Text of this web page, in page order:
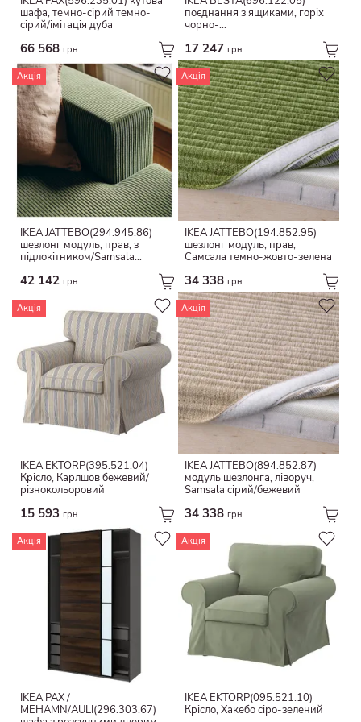
Товстий шпон
Кварцовий композит
Силіконова гума
Порцеляна
Алюміній
Теракотовий
Бетонні
Перероблений папір
техноротанг
Дзеркальне скло
варення
Подрібнений мармур
Плетені та ротангові
Бавовна/поліестер
Чавун
Емальована сталь
Джут.
Поліестер/віскоза
рука
Вуглецева сталь
ДСП і ДВП
Папір/пластик
Бавовна/джут
Синтетичний каучук
Польовошпатовий фарфор
Термостійке скло
Антипригарне покриття
Антипригарне керамічне покриття
Sol-gel
Масив сосни
Емальований чавун
деревина
Дзеркальне скло
Коричневий
Прозорий
Алюміній
Латунь
Натуральні волокна
Прозорий
видима нитка
Порцеляна
бук
чорний
Імітація льону
Ретро
акація
Тарілка
Імітація дерева
Тополя
варення
Текстиль
Антикваріат
Імітація вапняку
Металевий
шафа, темно-сірий темно-
сірий/імітація дуба
66 568 грн.
поєднання з ящиками, горіх
чорно-
17 247 грн.
Акція
IKEA JÄTTEBO(294.945.86)
шезлонг модуль, прав, з
підлокітником/Samsala
42 142 грн.
Акція
IKEA JÄTTEBO(194.852.95)
шезлонг модуль, прав,
Самсала темно-жовто-зелена
34 338 грн.
Акція
IKEA EKTORP(395.521.04)
Крісло, Карлшов бежевий/
різнокольоровий
15 593 грн.
Акція
IKEA JÄTTEBO(894.852.87)
модуль шезлонга, ліворуч,
Samsala сірий/бежевий
34 338 грн.
Акція
IKEA PAX /
MEHAMN/AULI(296.303.67)
Акція
IKEA EKTORP(095.521.10)
Крісло, Хакебо сіро-зелений